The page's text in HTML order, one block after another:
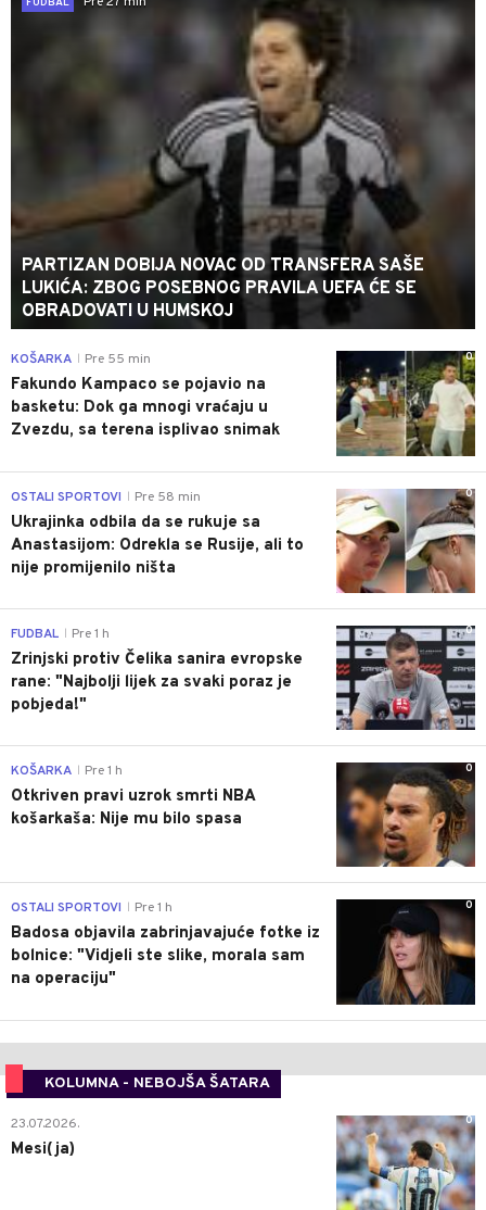
FUDBAL
PARTIZAN DOBIJA NOVAC OD TRANSFERA SAŠE
LUKIĆA: ZBOG POSEBNOG PRAVILA UEFA ĆE SE
OBRADOVATI U HUMSKOJ
0
KOŠARKA Pre 55 min
Fakundo Kampaco se pojavio na
basketu: Dok ga mnogi vraćaju u
Zvezdu, sa terena isplivao snimak
0
OSTALI SPORTOVI Pre 58 min
Ukrajinka odbila da se rukuje sa
Anastasijom: Odrekla se Rusije, ali to
nije promijenilo ništa
0
FUDBAL Pre 1 h
Zrinjski protiv Čelika sanira evropske
rane: "Najbolji lijek za svaki poraz je
pobjeda!"
0
KOŠARKA Pre 1 h
Otkriven pravi uzrok smrti NBA
košarkaša: Nije mu bilo spasa
0
OSTALI SPORTOVI Pre 1 h
Badosa objavila zabrinjavajuće fotke iz
bolnice: "Vidjeli ste slike, morala sam
na operaciju"
KOLUMNA - NEBOJŠA ŠATARA
0
23.07.2026.
Mesi(ja)